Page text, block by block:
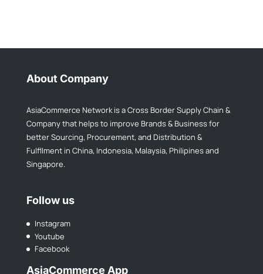
About Company
AsiaCommerce Network is a Cross Border Supply Chain &
Company that helps to improve Brands & Business for
better Sourcing, Procurement, and Distribution &
Fulfllment in China, Indonesia, Malaysia, Philipines and
Singapore.
Follow us
Instagram
Youtube
Facebook
AsiaCommerce App